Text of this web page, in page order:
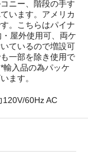
ニー、階段の手す
います。アメリカ
。こちらはパイナ
屋外使用可、両ケ
ているので増設可
一部を除き使用で
輸入品の為パッケ
ます。
120V/60Hz AC